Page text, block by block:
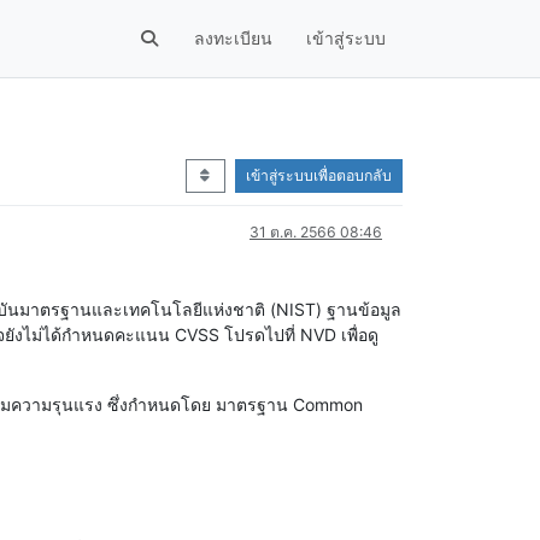
ลงทะเบียน เข้าสู่ระบบ
เข้าสู่ระบบเพื่อตอบกลับ
31 ต.ค. 2566 08:46
นมาตรฐานและเทคโนโลยีแห่งชาติ (NIST) ฐานข้อมูล
ไม่ได้กำหนดคะแนน CVSS โปรดไปที่ NVD เพื่อดู
ความรุนแรง ซึ่งกำหนดโดย มาตรฐาน Common